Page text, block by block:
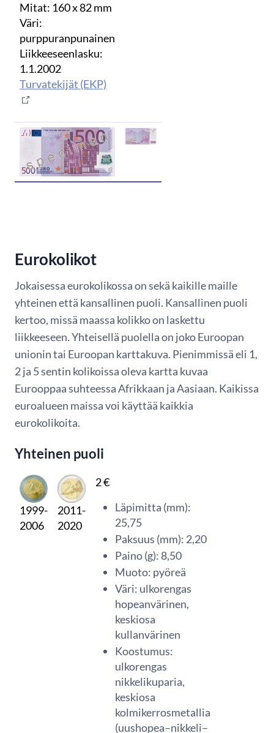
Mitat: 160 x 82 mm
Väri:
purppuranpunainen
Liikkeeseenlasku:
1.1.2002
Turvatekijät (EKP)
Eurokolikot
Jokaisessa eurokolikossa on sekä kaikille maille
yhteinen että kansallinen puoli. Kansallinen puoli
kertoo, missä maassa kolikko on laskettu
liikkeeseen. Yhteisellä puolella on joko Euroopan
unionin tai Euroopan karttakuva. Pienimmissä eli 1,
2 ja 5 sentin kolikoissa oleva kartta kuvaa
Eurooppaa suhteessa Afrikkaan ja Aasiaan. Kaikissa
euroalueen maissa voi käyttää kaikkia
eurokolikoita.
Yhteinen puoli
1999-
2006
2011-
2020
2 €
Läpimitta (mm):
25,75
Paksuus (mm): 2,20
Paino (g): 8,50
Muoto: pyöreä
Väri: ulkorengas
hopeanvärinen,
keskiosa
kullanvärinen
Koostumus:
ulkorengas
nikkelikuparia,
keskiosa
kolmikerrosmetallia
(uushopea–nikkeli–